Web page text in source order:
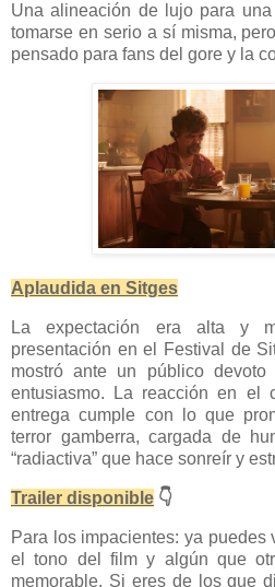
Una alineación de lujo para
tomarse en serio a sí misma,
pensado para fans del gore y la
Aplaudida en Sitges
La expectación era alta y
presentación en el Festival de
mostró ante un público
entusiasmo. La reacción en el
entrega cumple con lo que
terror gamberra, cargada de
“radiactiva” que hace sonreír y
Trailer disponible 👇
Para los impacientes: ya puedes
el tono del film y algún que
memorable. Si eres de los que